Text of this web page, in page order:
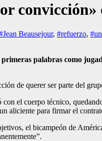
Beausejour, #refuerzo,
palabras como
de querer ser parte del
con el cuerpo técnico,
aliciente para firmar el
el bicampeón de